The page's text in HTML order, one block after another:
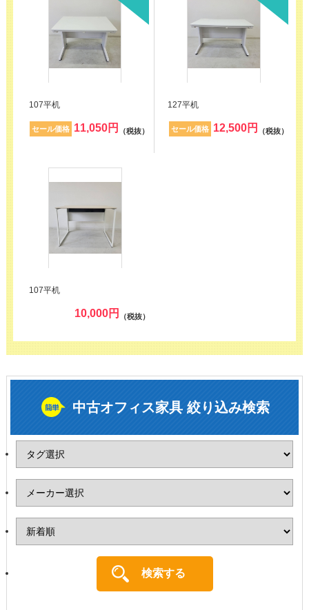
107平机
セール価格 11,050円 （税抜）
127平机
セール価格 12,500円 （税抜）
107平机
10,000円 （税抜）
中古オフィス家具 絞り込み検索